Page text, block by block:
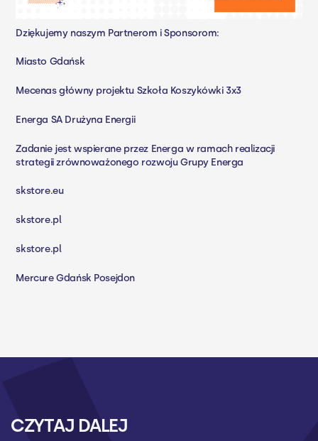
Dziękujemy naszym Partnerom i Sponsorom:
Miasto Gdańsk
Mecenas główny projektu Szkoła Koszykówki 3x3
Energa SA Drużyna Energii
Zadanie jest wspierane przez Energa w ramach realizacji
strategii zrównoważonego rozwoju Grupy Energa
skstore.eu
skstore.pl
skstore.pl
Mercure Gdańsk Posejdon
CZYTAJ DALEJ